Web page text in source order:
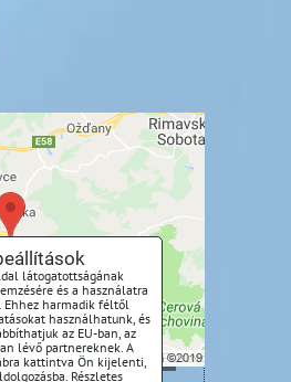
blokkolva van az
által
betölteni?
egyszer
- egyetért a cookie-
látogatottságának
és a használatra
Ehhez harmadik féltől
használhatunk, és
az EU-ban, az
lévő partnereknek. A
kattintva Ön kijelenti,
Részletes